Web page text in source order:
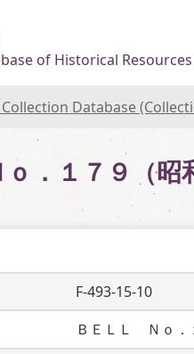
of Historical
Database
．１７９（昭
F-493-15-10
ＢＥＬＬ　Ｎｏ．